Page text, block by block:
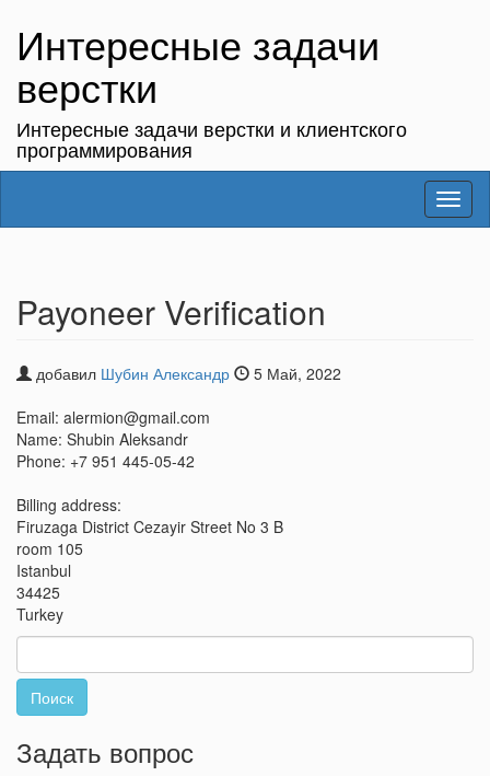
Интересные задачи
верстки
Интересные задачи верстки и клиентского
программирования
Payoneer Verification
добавил Шубин Александр
5 Май, 2022
Email: alermion@gmail.com
Name: Shubin Aleksandr
Phone: +7 951 445-05-42
Billing address:
Firuzaga District Cezayir Street No 3 B
room 105
Istanbul
34425
Turkey
Задать вопрос